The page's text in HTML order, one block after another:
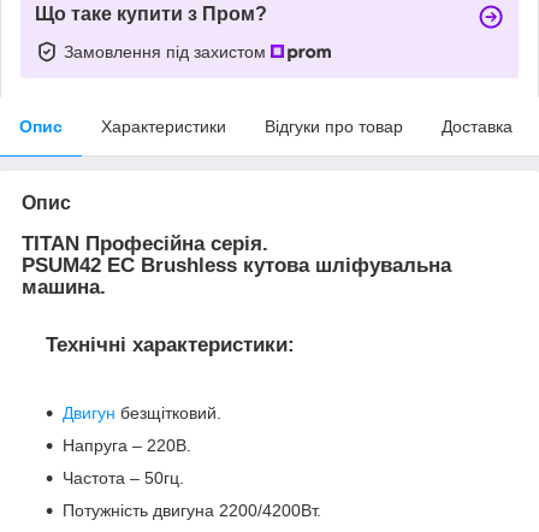
Що таке купити з Пром?
Замовлення під захистом
Опис Характеристики Відгуки про товар Доставка
Опис
TITAN Професійна серія.
PSUM42 EC Brushless кутова шліфувальна
машина.
Технічні характеристики:
Двигун безщітковий.
Напруга – 220В.
Частота – 50гц.
Потужність двигуна 2200/4200Вт.